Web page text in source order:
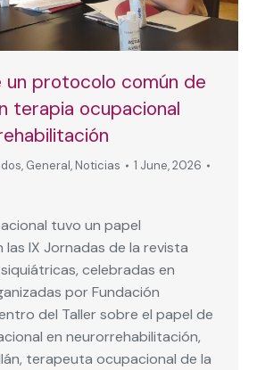
un protocolo común de
terapia ocupacional
, General, Noticias
1 June, 2026
tuvo un papel
IX Jornadas de la revista
celebradas en
por Fundación
del Taller sobre el papel de
en neurorrehabilitación,
terapeuta ocupacional de la